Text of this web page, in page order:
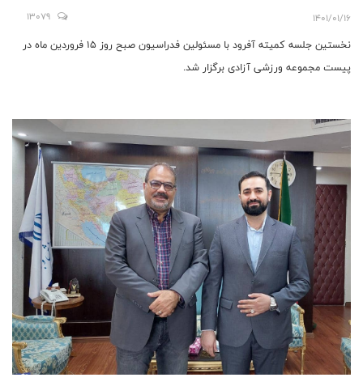
1401/01/16
13079
نخستین جلسه کمیته آفرود با مسئولین فدراسیون صبح روز ۱۵ فروردین ماه در
پیست مجموعه ورزشی آزادی برگزار شد.